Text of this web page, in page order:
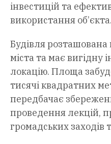
інвестицій та
використання об’єкта.
Будівля розташована
міста та має вигідну
локацію. Площа
тисячі квадратних
передбачає
проведення лекцій,
громадських заходів